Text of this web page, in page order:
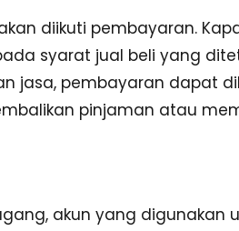
diikuti pembayaran.
syarat jual beli yang
jasa, pembayaran dapat
pinjaman atau
akun yang digunakan